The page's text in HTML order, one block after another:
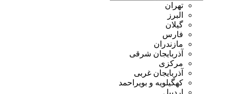
تهران
البرز
گیلان
فارس
مازندران
آذربایجان شرقی
مرکزی
آذربایجان غربی
کهگیلویه و بویراحمد
اردبیل